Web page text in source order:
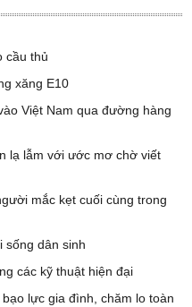
cầu thủ
xăng E10
Việt Nam qua đường hàng
lạ lẫm với ước mơ chờ viết
mắc kẹt cuối cùng trong
sống dân sinh
các kỹ thuật hiện đại
lực gia đình, chăm lo toàn